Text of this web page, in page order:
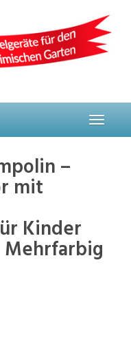
Toggle
–
mit
Kinder
Mehrfarbig